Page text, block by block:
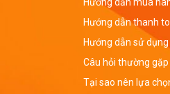
Hướng dẫn thanh
Hướng dẫn sử dụng
Câu hỏi thường gặp
Tại sao nên lựa